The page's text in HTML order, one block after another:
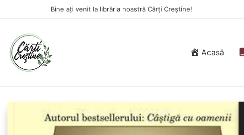
Bine ați venit la librăria noastră Cărți Creștine!
Acasă